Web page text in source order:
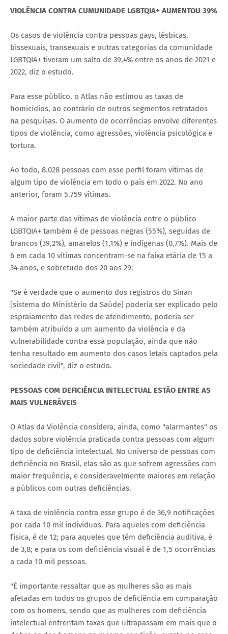
VIOLÊNCIA CONTRA CUMUNIDADE LGBTQIA+ AUMENTOU 39%
Os casos de violência contra pessoas gays, lésbicas,
bissexuais, transexuais e outras categorias da comunidade
LGBTQIA+ tiveram um salto de 39,4% entre os anos de 2021 e
2022, diz o estudo.
Para esse público, o Atlas não estimou as taxas de
homicídios, ao contrário de outros segmentos retratados
na pesquisas. O aumento de ocorrências envolve diferentes
tipos de violência, como agressões, violência psicológica e
tortura.
Ao todo, 8.028 pessoas com esse perfil foram vítimas de
algum tipo de violência em todo o país em 2022. No ano
anterior, foram 5.759 vítimas.
A maior parte das vítimas de violência entre o público
LGBTQIA+ também é de pessoas negras (55%), seguidas de
brancos (39,2%), amarelos (1,1%) e indígenas (0,7%). Mais de
6 em cada 10 vítimas concentram-se na faixa etária de 15 a
34 anos, e sobretudo dos 20 aos 29.
"Se é verdade que o aumento dos registros do Sinan
[sistema do Ministério da Saúde] poderia ser explicado pelo
espraiamento das redes de atendimento, poderia ser
também atribuído a um aumento da violência e da
vulnerabilidade contra essa população, ainda que não
tenha resultado em aumento dos casos letais captados pela
sociedade civil", diz o estudo.
PESSOAS COM DEFICIÊNCIA INTELECTUAL ESTÃO ENTRE AS
MAIS VULNERÁVEIS
O Atlas da Violência considera, ainda, como "alarmantes" os
dados sobre violência praticada contra pessoas com algum
tipo de deficiência intelectual. No universo de pessoas com
deficiência no Brasil, elas são as que sofrem agressões com
maior frequência, e consideravelmente maiores em relação
a públicos com outras deficiências.
A taxa de violência contra esse grupo é de 36,9 notificações
por cada 10 mil indivíduos. Para aqueles com deficiência
física, é de 12; para aqueles que têm deficiência auditiva, é
de 3,8; e para os com deficiência visual é de 1,5 ocorrências
a cada 10 mil pessoas.
"É importante ressaltar que as mulheres são as mais
afetadas em todos os grupos de deficiência em comparação
com os homens, sendo que as mulheres com deficiência
intelectual enfrentam taxas que ultrapassam em mais que o